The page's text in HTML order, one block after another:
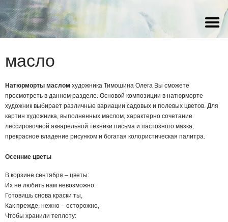
акварель
масло
акварель
масло
акварель
масло
акрил
Статья Галины Снитовской о
художнике Олеге Тимошине
масло
Натюрморты маслом художника Тимошина Олега Вы сможете
просмотреть в данном разделе. Основой композиции в натюрморте
художник выбирает различные вариации садовых и полевых цветов. Для
картин художника, выполненных маслом, характерно сочетание
лессировочной акварельной техники письма и пастозного мазка,
прекрасное владение рисунком и богатая колористическая палитра.
Осенние цветы
В корзине сентября – цветы:
Их не любить нам невозможно.
Готовишь снова краски ты,
Как прежде, нежно – осторожно,
Чтобы хранили теплоту: